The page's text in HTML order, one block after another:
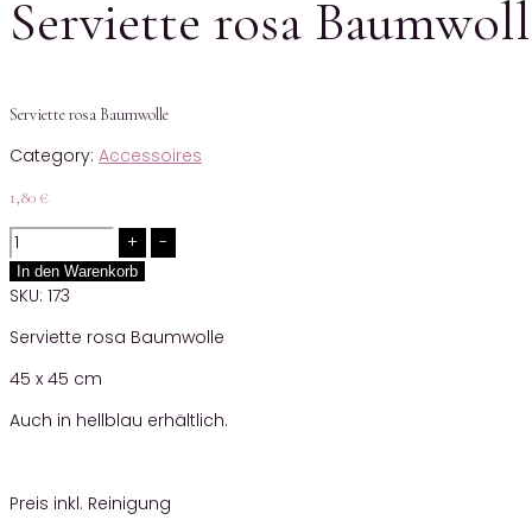
Serviette rosa
Serviette rosa Baumwolle
Category: Accessoires
1,80 €
Quantity
In den Warenkorb
SKU: 173
Serviette rosa Baumwolle
45 x 45 cm
Auch in hellblau erhältlich.
Preis inkl. Reinigung